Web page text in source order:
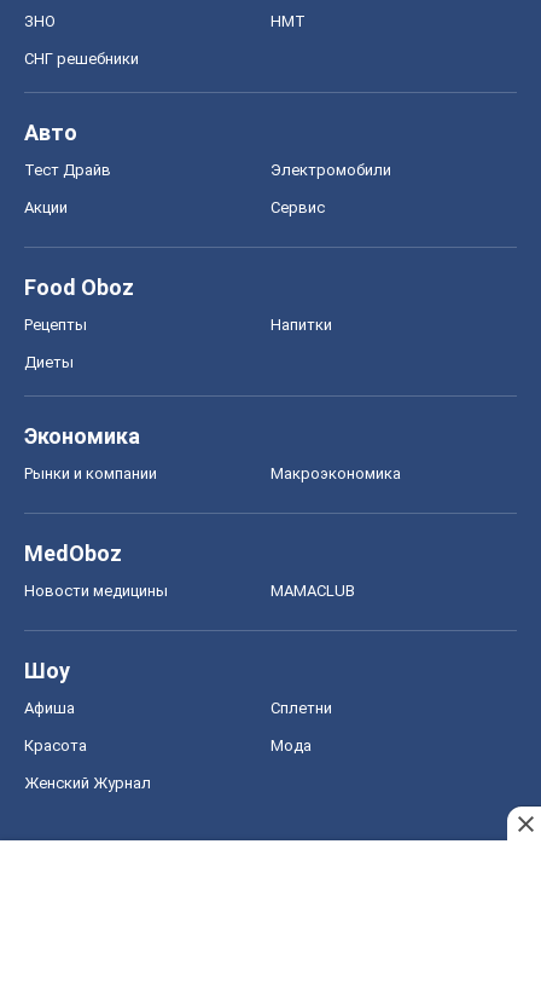
ЗНО НМТ
СНГ решебники
Авто
Тест Драйв Электромобили
Акции Сервис
Food Oboz
Рецепты Напитки
Диеты
Экономика
Рынки и компании Mакроэкономика
MedOboz
Новости медицины MAMACLUB
Шоу
Афиша Сплетни
Красота Мода
Женский Журнал